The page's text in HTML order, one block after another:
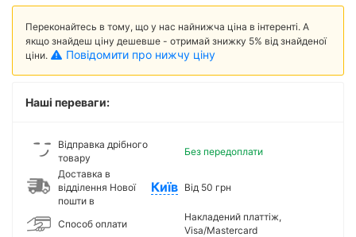
Переконайтесь в тому, що у нас найнижча ціна в інтеренті. А
якщо знайдеш ціну дешевше - отримай знижку 5% від знайденої
ціни.
Повідомити про нижчу ціну
Наші переваги:
Відправка дрібного
товару
Без передоплати
Доставка в
відділення Нової
пошти в
Київ Від 50 грн
Способ оплати
Накладений платтіж,
Visa/Mastercard